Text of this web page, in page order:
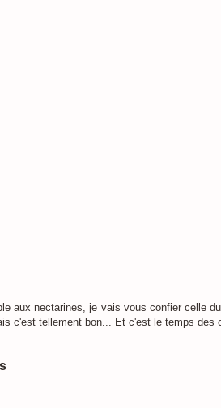
aux nectarines, je vais vous confier celle
c'est tellement bon... Et c'est le temps des